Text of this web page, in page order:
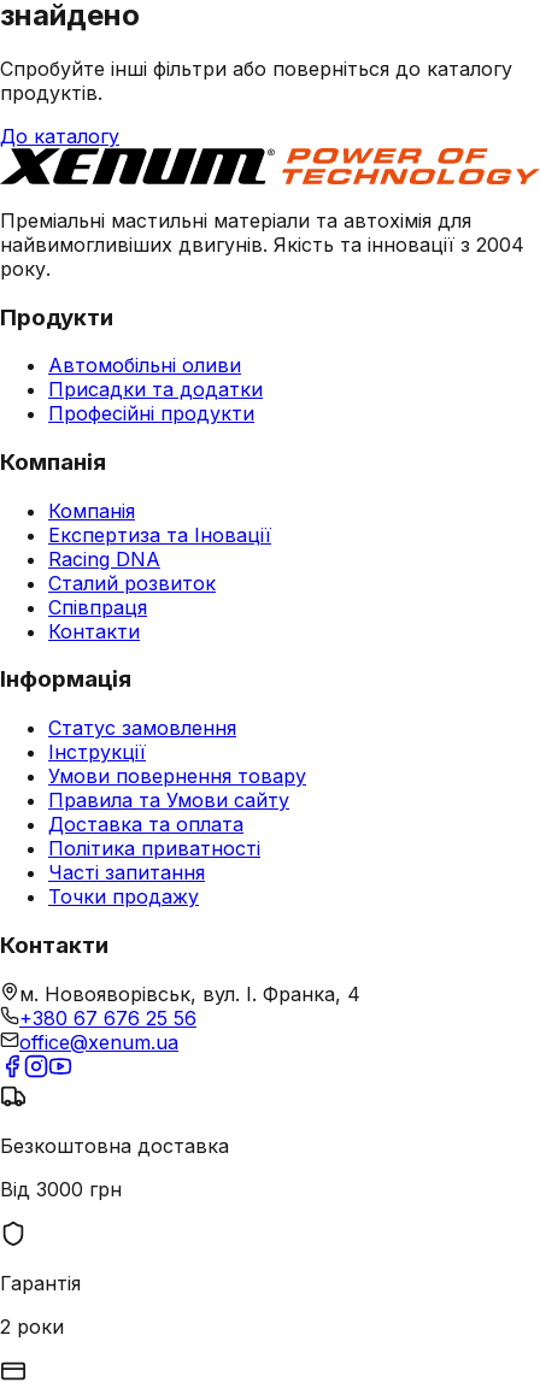
знайдено
Спробуйте інші фільтри або поверніться до каталогу
продуктів.
До каталогу
Преміальні мастильні матеріали та автохімія для
найвимогливіших двигунів. Якість та інновації з 2004
року.
Продукти
Автомобільні оливи
Присадки та додатки
Професійні продукти
Компанія
Компанія
Експертиза та Іновації
Racing DNA
Сталий розвиток
Співпраця
Контакти
Інформація
Статус замовлення
Інструкції
Умови повернення товару
Правила та Умови сайту
Доставка та оплата
Політика приватності
Часті запитання
Точки продажу
Контакти
м. Новояворівськ, вул. І. Франка, 4
+380 67 676 25 56
office@xenum.ua
Безкоштовна доставка
Від 3000 грн
Гарантія
2 роки